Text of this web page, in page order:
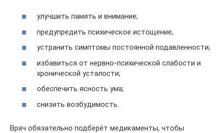
улучшить память и внимание;
предупредить психическое истощение;
устранить симптомы постоянной подавленности;
избавиться от нервно-психической слабости и
хронической усталости;
обеспечить ясность ума;
снизить возбудимость.
Врач обязательно подберёт медикаменты, чтобы